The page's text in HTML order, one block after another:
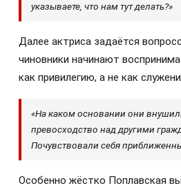
указываете, что нам тут делать?»
Далее актриса задаётся
чиновники начинают
как привилегию, а не как
«На каком основании они
превосходство над другими
Почувствовали себя
Особенно жёстко Поплавская